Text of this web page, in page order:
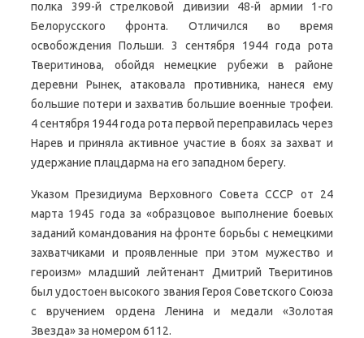
полка 399-й стрелковой дивизии 48-й армии 1-го
Белорусского фронта. Отличился во время
освобождения Польши. 3 сентября 1944 года рота
Тверитинова, обойдя немецкие рубежи в районе
деревни Рынек, атаковала противника, нанеся ему
большие потери и захватив большие военные трофеи.
4 сентября 1944 года рота первой переправилась через
Нарев и приняла активное участие в боях за захват и
удержание плацдарма на его западном берегу.
Указом Президиума Верховного Совета СССР от 24
марта 1945 года за «образцовое выполнение боевых
заданий командования на фронте борьбы с немецкими
захватчиками и проявленные при этом мужество и
героизм» младший лейтенант Дмитрий Тверитинов
был удостоен высокого звания Героя Советского Союза
с вручением ордена Ленина и медали «Золотая
Звезда» за номером 6112.